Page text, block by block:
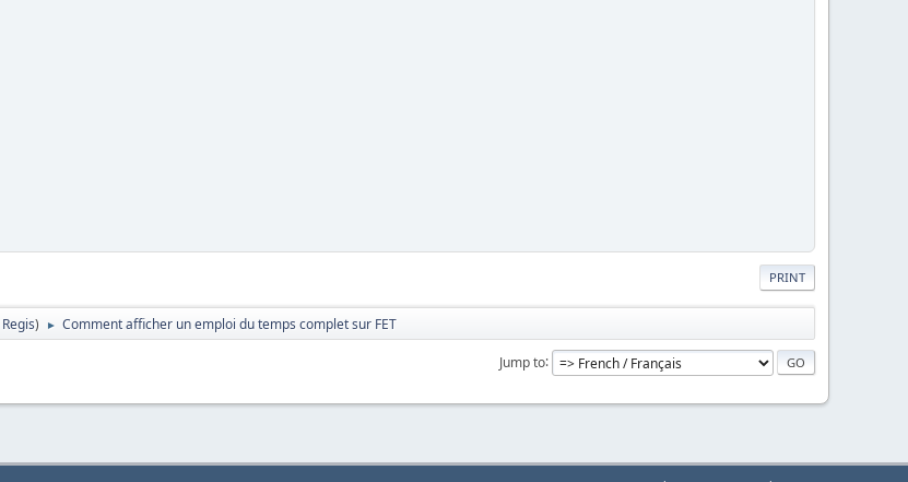
PRINT
Regis) ► Comment afficher un emploi du temps complet sur FET
Jump to